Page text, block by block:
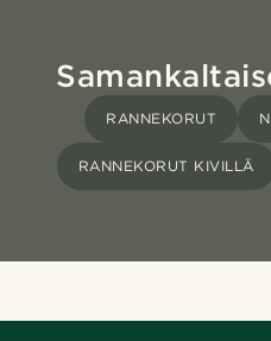
RANNEKORUT
RANNEKORUT KIVILLÄ